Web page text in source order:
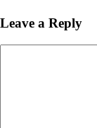
Leave a Reply